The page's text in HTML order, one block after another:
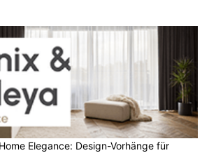
Elegance: Design-Vorhänge für